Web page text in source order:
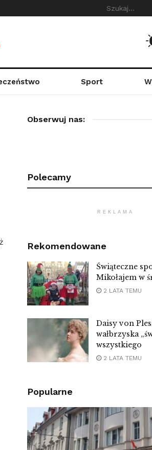
Sport
Obserwuj nas:
Polecamy
REKLAMA
Rekomendowane
Świąteczne
Mikołajem w
2 LATA TEMU
Daisy von
wałbrzyska
wszystkiego
2 LATA TEMU
Popularne